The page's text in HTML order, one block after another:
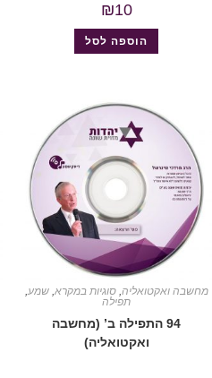
₪10
הוספה לסל
מחשבה ואקטואליה,סוגיות במקרא,שמע,
תפילה
94 התפילה ב’ (מחשבה
ואקטואליה)